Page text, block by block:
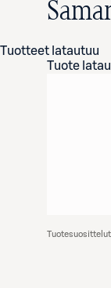
Tuotteet latautuu
Tuote